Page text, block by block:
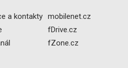
a kontakty mobilenet.cz
fDrive.cz
fZone.cz